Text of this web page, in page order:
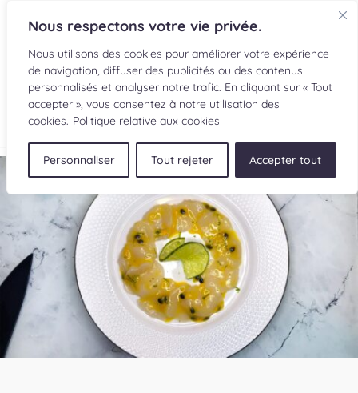
Nous respectons votre vie privée.
Nous utilisons des cookies pour améliorer votre expérience
de navigation, diffuser des publicités ou des contenus
personnalisés et analyser notre trafic. En cliquant sur « Tout
accepter », vous consentez à notre utilisation des
cookies. Politique relative aux cookies
Personnaliser Tout rejeter Accepter tout
EN
RECETTES
INGRÉDIENTS
LECTURES CULINAIRES
SOUMETTRE UNE RECETTE
BOUTIQUE